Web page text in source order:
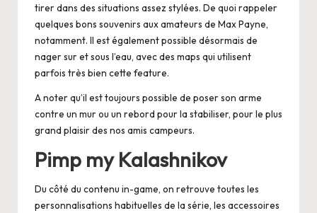
tirer dans des situations assez stylées. De quoi rappeler
quelques bons souvenirs aux amateurs de Max Payne,
notamment. Il est également possible désormais de
nager sur et sous l’eau, avec des maps qui utilisent
parfois très bien cette feature.
A noter qu’il est toujours possible de poser son arme
contre un mur ou un rebord pour la stabiliser, pour le plus
grand plaisir des nos amis campeurs.
Pimp my Kalashnikov
Du côté du contenu in-game, on retrouve toutes les
personnalisations habituelles de la série, les accessoires